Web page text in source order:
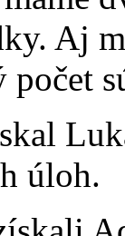
Aj
úloh.